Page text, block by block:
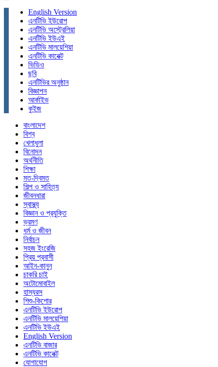
English Version
এনটিভি ইউরোপ
এনটিভি অস্ট্রেলিয়া
এনটিভি ইউএই
এনটিভি মালয়েশিয়া
এনটিভি কানেক্ট
ভিডিও
ছবি
এনটিভির অনুষ্ঠান
বিজ্ঞাপন
আর্কাইভ
কুইজ
বাংলাদেশ
বিশ্ব
খেলাধুলা
বিনোদন
অর্থনীতি
শিক্ষা
মত-দ্বিমত
শিল্প ও সাহিত্য
জীবনধারা
স্বাস্থ্য
বিজ্ঞান ও প্রযুক্তি
ভ্রমণ
ধর্ম ও জীবন
নির্বাচন
সহজ ইংরেজি
প্রিয় প্রবাসী
আইন-কানুন
চাকরি চাই
অটোমোবাইল
হাস্যরস
শিশু-কিশোর
এনটিভি ইউরোপ
এনটিভি মালয়েশিয়া
এনটিভি ইউএই
English Version
এনটিভি বাজার
এনটিভি কানেক্ট
যোগাযোগ